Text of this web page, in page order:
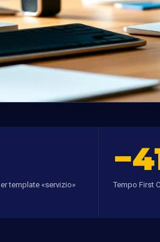
template «servizio»
Tempo First